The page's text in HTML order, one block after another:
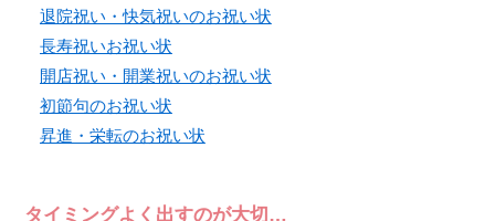
退院祝い・快気祝いのお祝い状
長寿祝いお祝い状
開店祝い・開業祝いのお祝い状
初節句のお祝い状
昇進・栄転のお祝い状
タイミングよく出すのが大切…